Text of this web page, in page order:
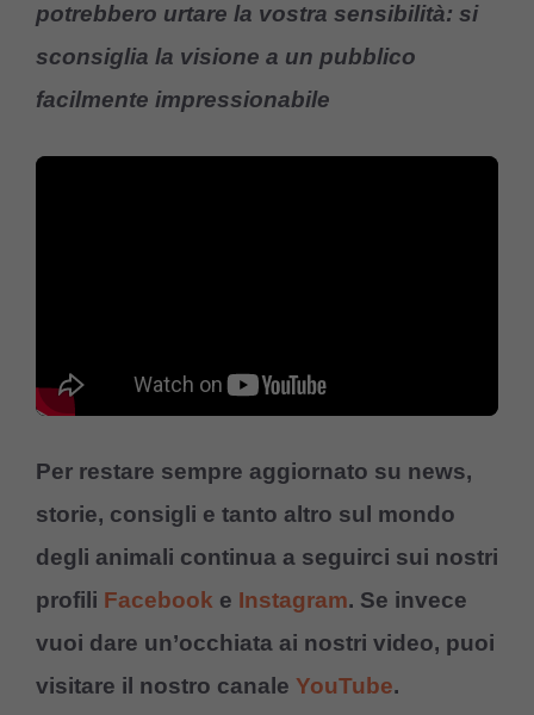
potrebbero urtare la vostra sensibilità: si
sconsiglia la visione a un pubblico
facilmente impressionabile
Per restare sempre aggiornato su news,
storie, consigli e tanto altro sul mondo
degli animali continua a seguirci sui nostri
profili Facebook e Instagram. Se invece
vuoi dare un’occhiata ai nostri video, puoi
visitare il nostro canale YouTube.